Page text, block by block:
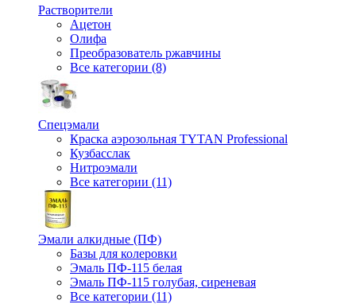
Растворители
Ацетон
Олифа
Преобразователь ржавчины
Все категории (8)
Спецэмали
Краска аэрозольная TYTAN Professional
Кузбасслак
Нитроэмали
Все категории (11)
Эмали алкидные (ПФ)
Базы для колеровки
Эмаль ПФ-115 белая
Эмаль ПФ-115 голубая, сиреневая
Все категории (11)